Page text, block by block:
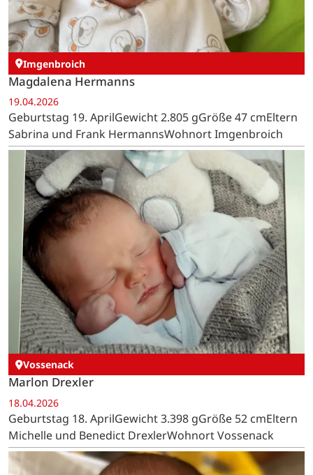
Imgenbroich
Magdalena Hermanns
19.04.2026
Geburtstag 19. AprilGewicht 2.805 gGröße 47 cmEltern
Sabrina und Frank HermannsWohnort Imgenbroich
Vossenack
Marlon Drexler
18.04.2026
Geburtstag 18. AprilGewicht 3.398 gGröße 52 cmEltern
Michelle und Benedict DrexlerWohnort Vossenack